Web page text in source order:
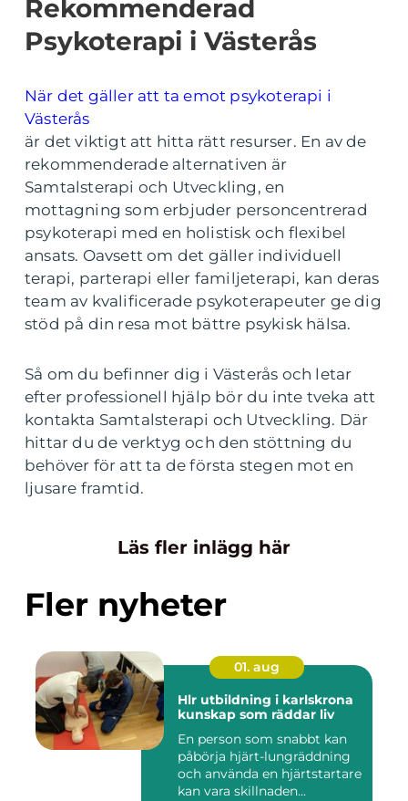
Rekommenderad
Psykoterapi i Västerås
När det gäller att ta emot psykoterapi i
Västerås
är det viktigt att hitta rätt resurser. En av de
rekommenderade alternativen är
Samtalsterapi och Utveckling, en
mottagning som erbjuder personcentrerad
psykoterapi med en holistisk och flexibel
ansats. Oavsett om det gäller individuell
terapi, parterapi eller familjeterapi, kan deras
team av kvalificerade psykoterapeuter ge dig
stöd på din resa mot bättre psykisk hälsa.
Så om du befinner dig i Västerås och letar
efter professionell hjälp bör du inte tveka att
kontakta Samtalsterapi och Utveckling. Där
hittar du de verktyg och den stöttning du
behöver för att ta de första stegen mot en
ljusare framtid.
Läs fler inlägg här
Fler nyheter
01. aug
Hlr utbildning i karlskrona
kunskap som räddar liv
En person som snabbt kan
påbörja hjärt-lungräddning
och använda en hjärtstartare
kan vara skillnaden...